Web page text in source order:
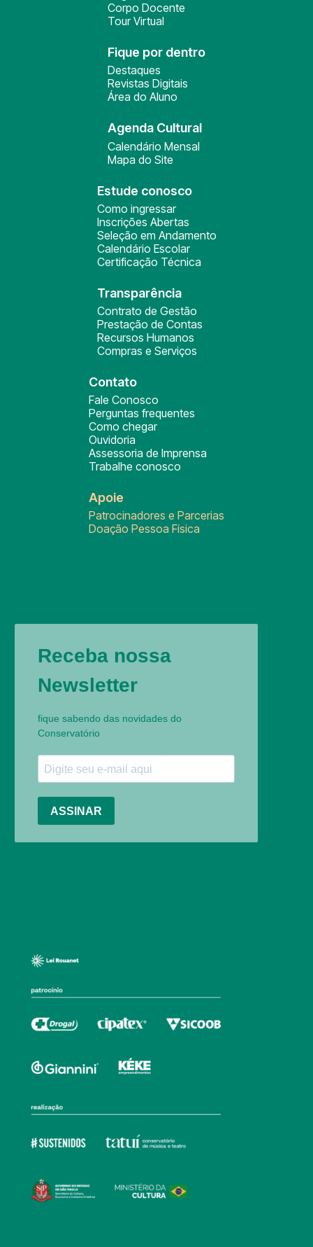
Corpo Docente
Tour Virtual
Fique por dentro
Destaques
Revistas Digitais
Área do Aluno
Agenda Cultural
Calendário Mensal
Mapa do Site
Estude conosco
Como ingressar
Inscrições Abertas
Seleção em Andamento
Calendário Escolar
Certificação Técnica
Transparência
Contrato de Gestão
Prestação de Contas
Recursos Humanos
Compras e Serviços
Contato
Fale Conosco
Perguntas frequentes
Como chegar
Ouvidoria
Assessoria de Imprensa
Trabalhe conosco
Apoie
Patrocinadores e Parcerias
Doação Pessoa Física